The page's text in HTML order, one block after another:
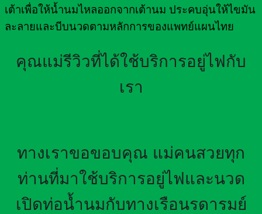
เต้าเพื่อให้น้ำนมไหลออกจากเต้านม ประคบอุ่นให้ไขมัน
ละลายและบีบนวดตามหลักการของแพทย์แผนไทย
คุณแม่รีวิวที่ได้ใช้บริการอยู่ไฟกับ
เรา
ทางเราขอขอบคุณ แม่คนสวยทุก
ท่านที่มาใช้บริการอยู่ไฟและนวด
เปิดท่อน้ำนมกับทางเรือนรดารมย์